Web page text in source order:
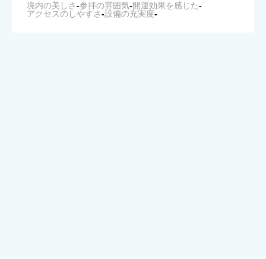
境内の美しさ-参拝の雰囲気-開運効果を感じた-
アクセスのしやすさ-設備の充実度-